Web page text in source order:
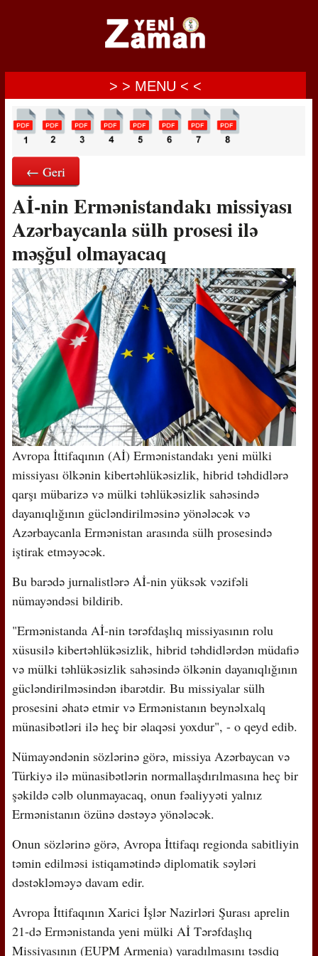
> > MENU < <
← Geri
Aİ-nin Ermənistandakı missiyası
Azərbaycanla sülh prosesi ilə
məşğul olmayacaq
Avropa İttifaqının (Aİ) Ermənistandakı yeni mülki
missiyası ölkənin kibertəhlükəsizlik, hibrid təhdidlərə
qarşı mübarizə və mülki təhlükəsizlik sahəsində
dayanıqlığının gücləndirilməsinə yönələcək və
Azərbaycanla Ermənistan arasında sülh prosesində
iştirak etməyəcək.
Bu barədə jurnalistlərə Aİ-nin yüksək vəzifəli
nümayəndəsi bildirib.
"Ermənistanda Aİ-nin tərəfdaşlıq missiyasının rolu
xüsusilə kibertəhlükəsizlik, hibrid təhdidlərdən müdafiə
və mülki təhlükəsizlik sahəsində ölkənin dayanıqlığının
gücləndirilməsindən ibarətdir. Bu missiyalar sülh
prosesini əhatə etmir və Ermənistanın beynəlxalq
münasibətləri ilə heç bir əlaqəsi yoxdur", - o qeyd edib.
Nümayəndənin sözlərinə görə, missiya Azərbaycan və
Türkiyə ilə münasibətlərin normallaşdırılmasına heç bir
şəkildə cəlb olunmayacaq, onun fəaliyyəti yalnız
Ermənistanın özünə dəstəyə yönələcək.
Onun sözlərinə görə, Avropa İttifaqı regionda sabitliyin
təmin edilməsi istiqamətində diplomatik səyləri
dəstəkləməyə davam edir.
Avropa İttifaqının Xarici İşlər Nazirləri Şurası aprelin
21-də Ermənistanda yeni mülki Aİ Tərəfdaşlıq
Missiyasının (EUPM Armenia) yaradılmasını təsdiq